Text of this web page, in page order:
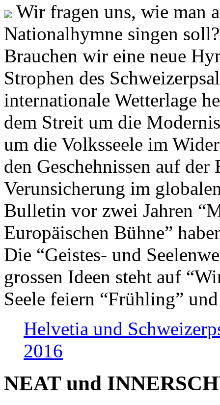
Wir fragen uns, wie man
Nationalhymne singen
Brauchen wir eine neue
Strophen des
internationale Wetterlage
dem Streit um die
um die Volksseele im
den Geschehnissen auf
Verunsicherung im
Bulletin vor zwei Jahren
Europäischen Bühne”
Die “Geistes- und
grossen Ideen steht auf
Seele feiern “Frühling”
Helvetia und
2016
NEAT und